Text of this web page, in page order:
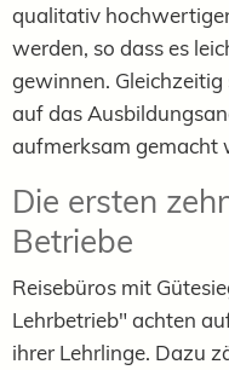
qualitativ
werden, so dass es
gewinnen. Gleichzeitig
auf das
aufmerksam gemacht
Die ersten
Betriebe
Reisebüros mit
Lehrbetrieb" achten
ihrer Lehrlinge. Dazu